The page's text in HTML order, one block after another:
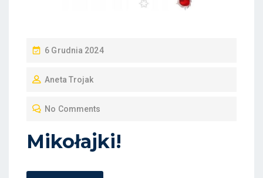
P
S
D
O
6 Grudnia 2024
Aneta Trojak
No Comments
Mikołajki!